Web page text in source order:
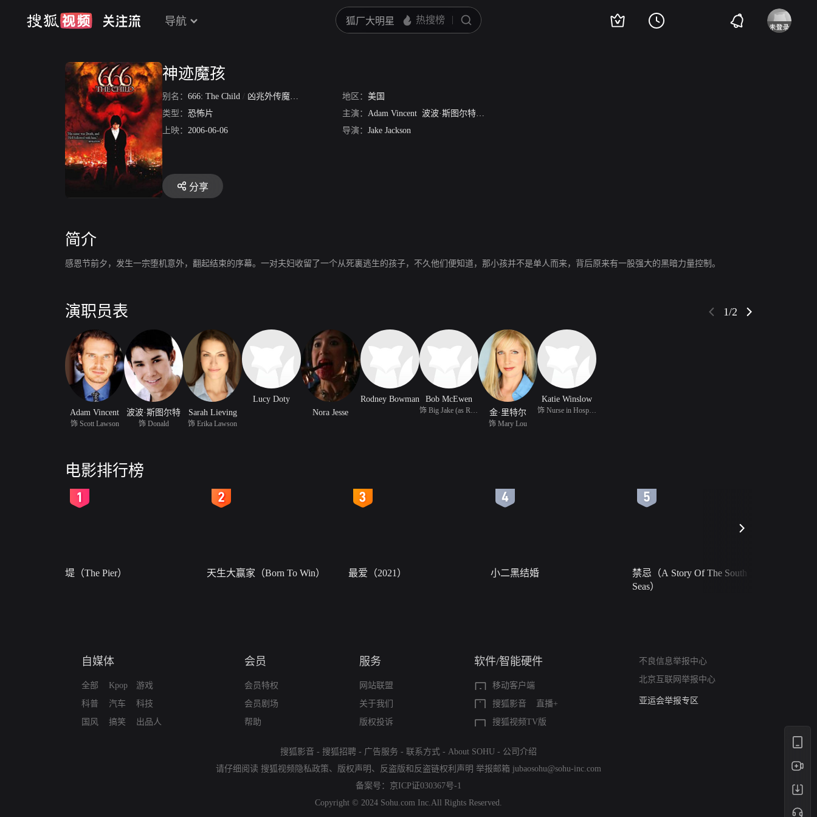
导航
神迹魔孩
别名： 666: The Child / 凶兆外传魔鬼之子 地区： 美国
类型： 恐怖片 主演： Adam Vincent 波波·斯图尔特 Sarah Lieving
上映： 2006-06-06 导演： Jake Jackson
分享
简介
感恩节前夕，发生一宗堕机意外，翻起结束的序幕。一对夫妇收留了一个从死裏逃生的孩子，不久他们便知道，那小孩并不是单人而来，背后原来有一股强大的黑暗力量控制。
演职员表 1/2
Adam Vincent
饰 Scott Lawson
波波·斯图尔特
饰 Donald
Sarah Lieving
饰 Erika Lawson
Lucy Doty
Nora Jesse
Rodney Bowman Bob McEwen
饰 Big Jake (as Robert 金·里特尔
饰 Mary Lou
Katie Winslow
饰 Nurse in Hospital (a
电影排行榜
堤（The Pier） 天生大赢家（Born To Win） 最爱（2021） 小二黑结婚
禁忌（A Story Of The South
Seas）
自媒体
全部
科普
国风
Kpop
汽车
搞笑
游戏
科技
出品人
会员
会员特权
会员剧场
帮助
服务
网站联盟
关于我们
版权投诉
软件/智能硬件
移动客户端
搜狐影音
直播+
搜狐视频TV版
不良信息举报中心
北京互联网举报中心
算法推荐专项举报
亚运会举报专区
搜狐影音 - 搜狐招聘 - 广告服务 - 联系方式 - About SOHU - 公司介绍
请仔细阅读 搜狐视频隐私政策、 版权声明 、 反盗版和反盗链权利声明 举报邮箱 jubaosohu@sohu-inc.com
备案号： 京ICP证030367号-1
Copyright © 2024 Sohu.com Inc.All Rights Reserved.